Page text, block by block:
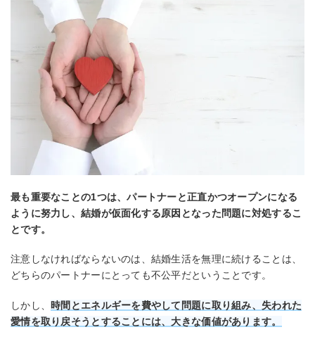
最も重要なことの1つは、パートナーと正直かつオープンになる
ように努力し、結婚が仮面化する原因となった問題に対処するこ
とです。
注意しなければならないのは、結婚生活を無理に続けることは、
どちらのパートナーにとっても不公平だということです。
しかし、 時間とエネルギーを費やして問題に取り組み、失われた
愛情を取り戻そうとすることには、大きな価値があります。